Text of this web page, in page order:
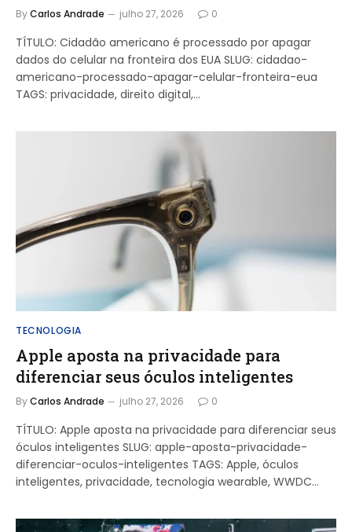
ByCarlos Andrade julho 27, 2026 0
TÍTULO: Cidadão americano é processado por apagar
dados do celular na fronteira dos EUA SLUG: cidadao-
americano-processado-apagar-celular-fronteira-eua
TAGS: privacidade, direito digital,…
TECNOLOGIA
Apple aposta na privacidade para
diferenciar seus óculos inteligentes
ByCarlos Andrade julho 27, 2026 0
TÍTULO: Apple aposta na privacidade para diferenciar seus
óculos inteligentes SLUG: apple-aposta-privacidade-
diferenciar-oculos-inteligentes TAGS: Apple, óculos
inteligentes, privacidade, tecnologia wearable, WWDC…